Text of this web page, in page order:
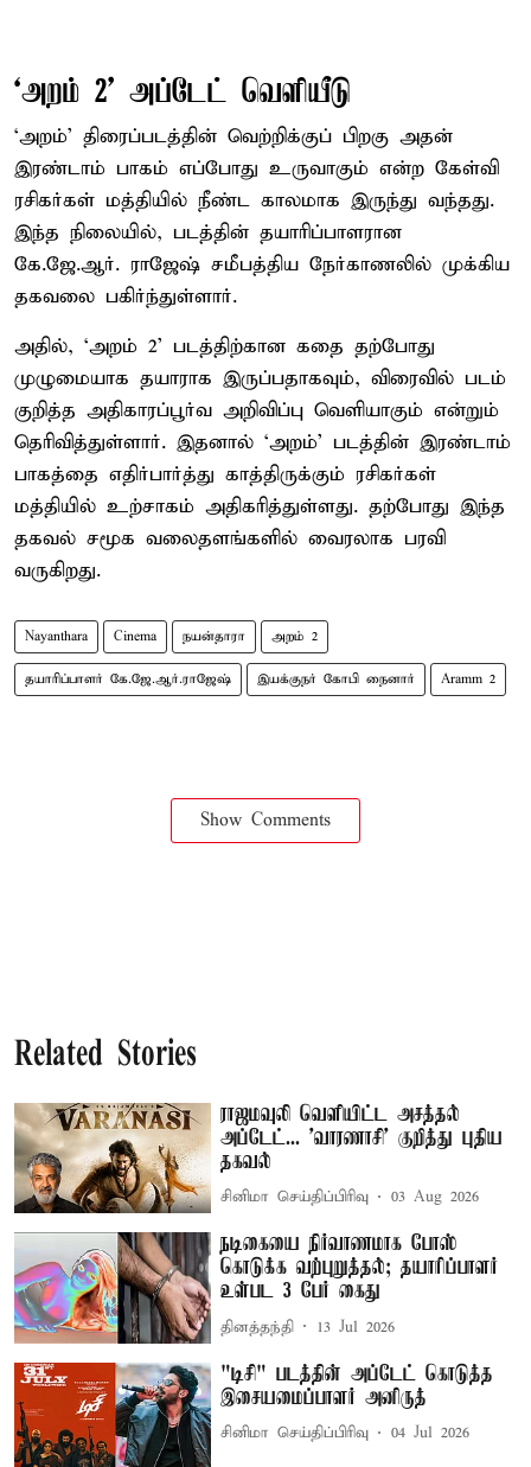
‘அறம் 2’ அப்டேட் வெளியீடு
‘அறம்’ திரைப்படத்தின் வெற்றிக்குப் பிறகு அதன்
இரண்டாம் பாகம் எப்போது உருவாகும் என்ற கேள்வி
ரசிகர்கள் மத்தியில் நீண்ட காலமாக இருந்து வந்தது.
இந்த நிலையில், படத்தின் தயாரிப்பாளரான
கே.ஜே.ஆர். ராஜேஷ் சமீபத்திய நேர்காணலில் முக்கிய
தகவலை பகிர்ந்துள்ளார்.
அதில், ‘அறம் 2’ படத்திற்கான கதை தற்போது
முழுமையாக தயாராக இருப்பதாகவும், விரைவில் படம்
குறித்த அதிகாரப்பூர்வ அறிவிப்பு வெளியாகும் என்றும்
தெரிவித்துள்ளார். இதனால் ‘அறம்’ படத்தின் இரண்டாம்
பாகத்தை எதிர்பார்த்து காத்திருக்கும் ரசிகர்கள்
மத்தியில் உற்சாகம் அதிகரித்துள்ளது. தற்போது இந்த
தகவல் சமூக வலைதளங்களில் வைரலாக பரவி
வருகிறது.
Nayanthara Cinema நயன்தாரா அறம் 2
தயாரிப்பாளர் கே.ஜே.ஆர்.ராஜேஷ் இயக்குநர் கோபி நைனார் Aramm 2
Show Comments
Related Stories
ராஜமவுலி வெளியிட்ட அசத்தல்
அப்டேட்... 'வாரணாசி' குறித்து புதிய
தகவல்
சினிமா செய்திப்பிரிவு 03 Aug 2026
நடிகையை நிர்வாணமாக போஸ்
கொடுக்க வற்புறுத்தல்; தயாரிப்பாளர்
உள்பட 3 பேர் கைது
தினத்தந்தி 13 Jul 2026
"டிசி" படத்தின் அப்டேட் கொடுத்த
இசையமைப்பாளர் அனிருத்
சினிமா செய்திப்பிரிவு 04 Jul 2026